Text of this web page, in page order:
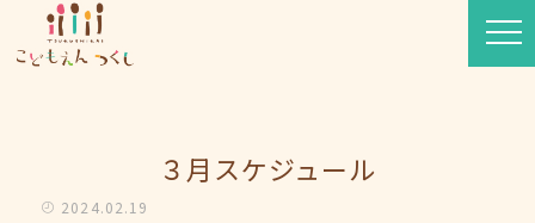
３月スケジュール
2024.02.19